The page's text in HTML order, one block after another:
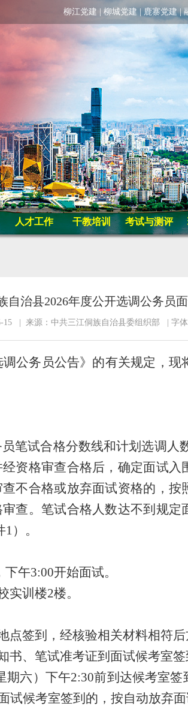
柳江党建 柳城党建 鹿寨党建 |
人才工作 干教培训 考试与测评
自治县2026年度公开选调公务员
15 | 来源：中共三江侗族自治县委组织部 | 字体
公务员公告》的有关规定，现
笔试合格分数线和计划选调 人
经资格审查合格后， 确定面试入
不合格或放弃面试资格的，按
查。笔试合格人数达不到规
1） 。
下午3:00开始面试。
实训楼2楼。
签到，经核验相关材料相符后
、笔试准考证到面试候考室签
期六） 下午2:30前到达候考室签
试候考室签到 的，按自动放弃面